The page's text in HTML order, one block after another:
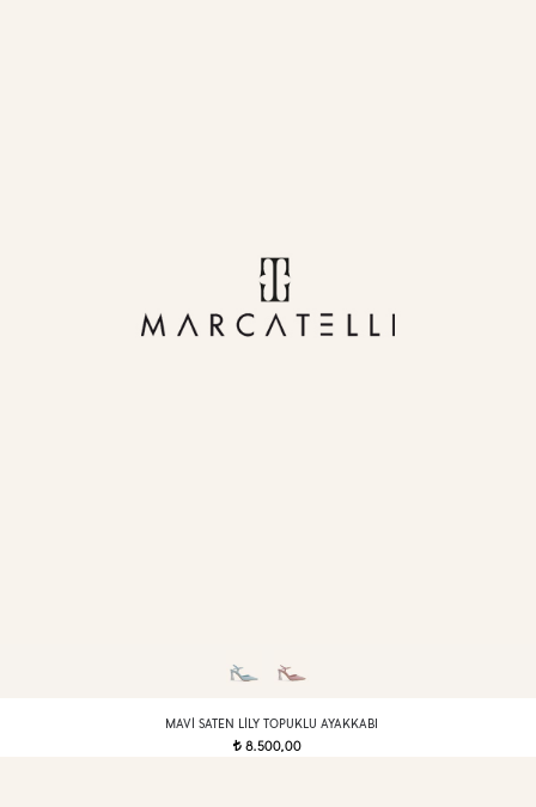
MAVI SATEN LILY TOPUKLU AYAKKABI
t8.500,00